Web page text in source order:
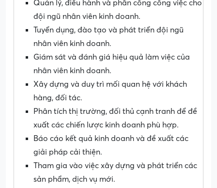
Quản lý, điều hành và phân công công việc cho
đội ngũ nhân viên kinh doanh.
Tuyển dụng, đào tạo và phát triển đội ngũ
nhân viên kinh doanh.
Giám sát và đánh giá hiệu quả làm việc của
nhân viên kinh doanh.
Xây dựng và duy trì mối quan hệ với khách
hàng, đối tác.
Phân tích thị trường, đối thủ cạnh tranh để đề
xuất các chiến lược kinh doanh phù hợp.
Báo cáo kết quả kinh doanh và đề xuất các
giải pháp cải thiện.
Tham gia vào việc xây dựng và phát triển các
sản phẩm, dịch vụ mới.